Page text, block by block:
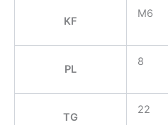
KF
M6
PL
8
TG
22